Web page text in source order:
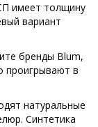
имеет толщину
вариант
бренды Blum,
проигрывают в
натуральные
Синтетика